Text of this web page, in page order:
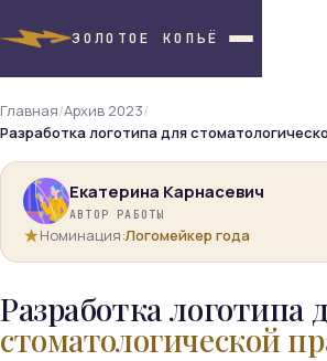
ЗОЛОТОЕ КОПЬЁ
Главная/Архив 2023/
Разработка логотипа для
Екатерина Карнасевич
АВТОР РАБОТЫ
Номинация:Логомейкер года
Разработка логотипа
стоматологической